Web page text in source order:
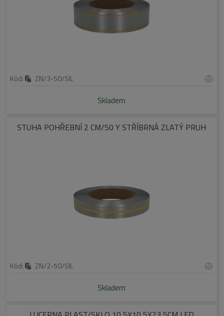
Kód: ZN/3-50/SIL
Skladem
STUHA POHŘEBNÍ 2 CM/50 Y STŘÍBRNÁ ZLATÝ PRUH
Kód: ZN/2-50/SIL
Skladem